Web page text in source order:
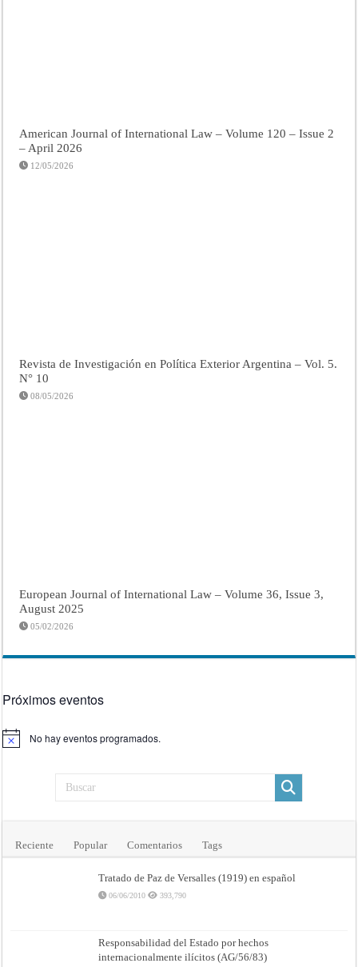
American Journal of International Law – Volume 120 – Issue 2
– April 2026
12/05/2026
Revista de Investigación en Política Exterior Argentina – Vol. 5.
N° 10
08/05/2026
European Journal of International Law – Volume 36, Issue 3,
August 2025
05/02/2026
Próximos eventos
Aviso No hay eventos programados.
Reciente Popular Comentarios Tags
Tratado de Paz de Versalles (1919) en español
06/06/2010 393,790
Responsabilidad del Estado por hechos
internacionalmente ilícitos (AG/56/83)